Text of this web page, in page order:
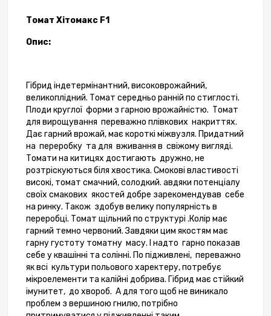
Томат Хітомакс F1
Опис:
Гібрид індетермінантний, високоврожайний,
великоплідний. Томат середньо ранній по стиглості.
Плоди круглої форми з гарною врожайністю. Томат
для вирощування переважно плівкових накриттях.
Дає гарний врожай, має короткі міжвузля. Придатний
на переробку та для вживання в свіжому вигляді.
Томати на китицях достигають дружно, не
розтріскуються біля хвостика. Смокові властивості
високі, томат смачний, солодкий. авдяки потенціалу
своїх смакових якостей добре зарекомендував себе
на ринку. Також здобув велику популярність в
переробці. Томат щільний по структурі .Колір має
гарний темно червоний. Завдяки цим якостям має
гарну густоту томатну масу. І надто гарно показав
себе у квашінні та солінні. По підживлені, переважно
як всі культури польового харектеру, потребує
мікроелементи та калійні добрива. Гібрид має стійкий
імунитет, до хвороб. А для того щоб не виникало
проблем з вершиною гнилю, потрібно